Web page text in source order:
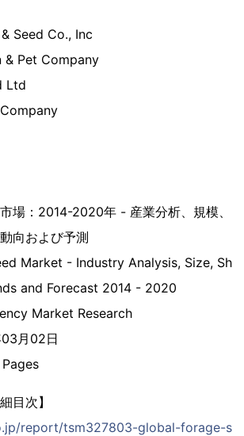
Seed Co., Inc
Pet Company
Ltd
場：2014-2020年 - 産業分析、規模、
向および予測
Market - Industry Analysis, Size, Sh
and Forecast 2014 - 2020
Market Research
月02日
目次】
report/tsm327803-global-forage-s